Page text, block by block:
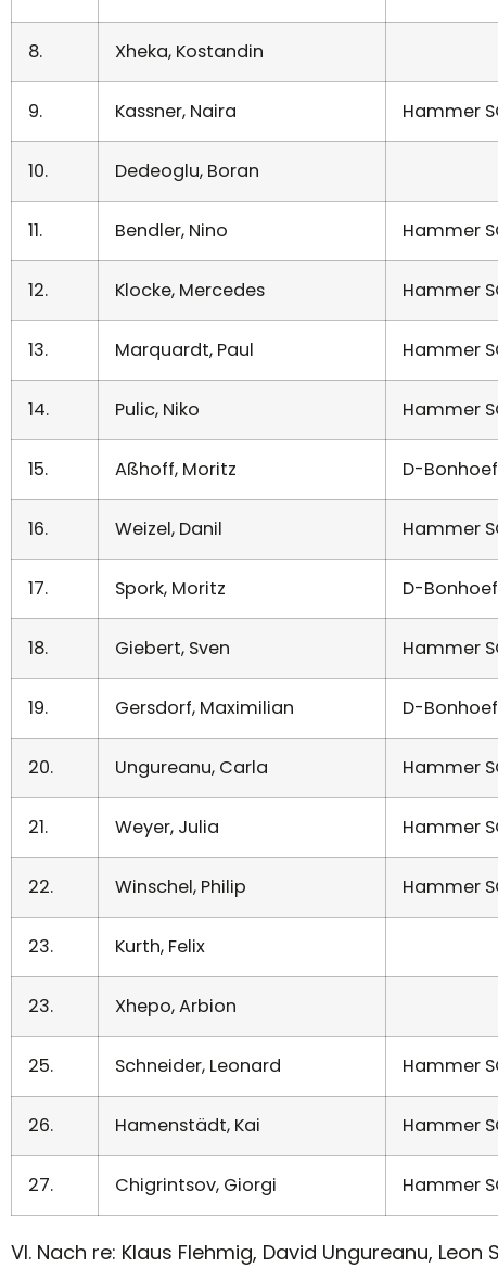
8. Xheka, Kostandin
9. Kassner, Naira Hammer
10. Dedeoglu, Boran
11. Bendler, Nino Hammer
12. Klocke, Mercedes Hammer
13. Marquardt, Paul Hammer
14. Pulic, Niko Hammer
15. Aßhoff, Moritz D-
16. Weizel, Danil Hammer
17. Spork, Moritz D-
18. Giebert, Sven Hammer
19. Gersdorf, Maximilian D-
20. Ungureanu, Carla Hammer
21. Weyer, Julia Hammer
22. Winschel, Philip Hammer
23. Kurth, Felix
23. Xhepo, Arbion
25. Schneider, Leonard Hammer
26. Hamenstädt, Kai Hammer
27. Chigrintsov, Giorgi Hammer
Vl. Nach re: Klaus Flehmig, David Ungureanu, Leon